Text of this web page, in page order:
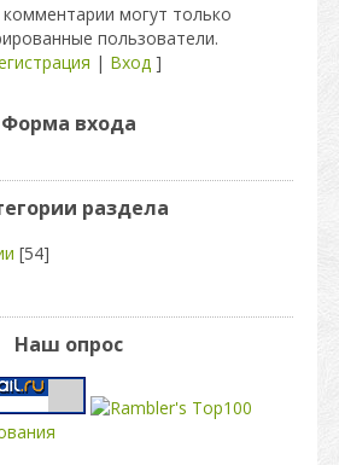
могут только
пользователи.
| Вход]
Форма входа
раздела
[54]
Наш опрос